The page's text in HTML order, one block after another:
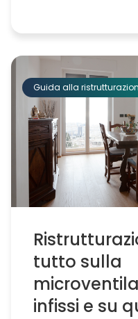
Guida alla
tutto sulla
infissi e su